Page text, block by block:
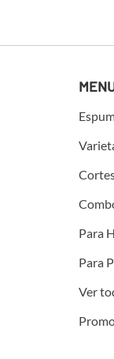
Para
Para
Ver